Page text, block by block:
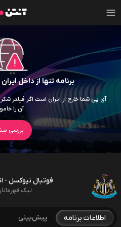
برنامه تنها از داخل
آن را
بررسی
فوتبال نیوکسل -
لیگ
اطلاعات برنامه پیش‌بینی